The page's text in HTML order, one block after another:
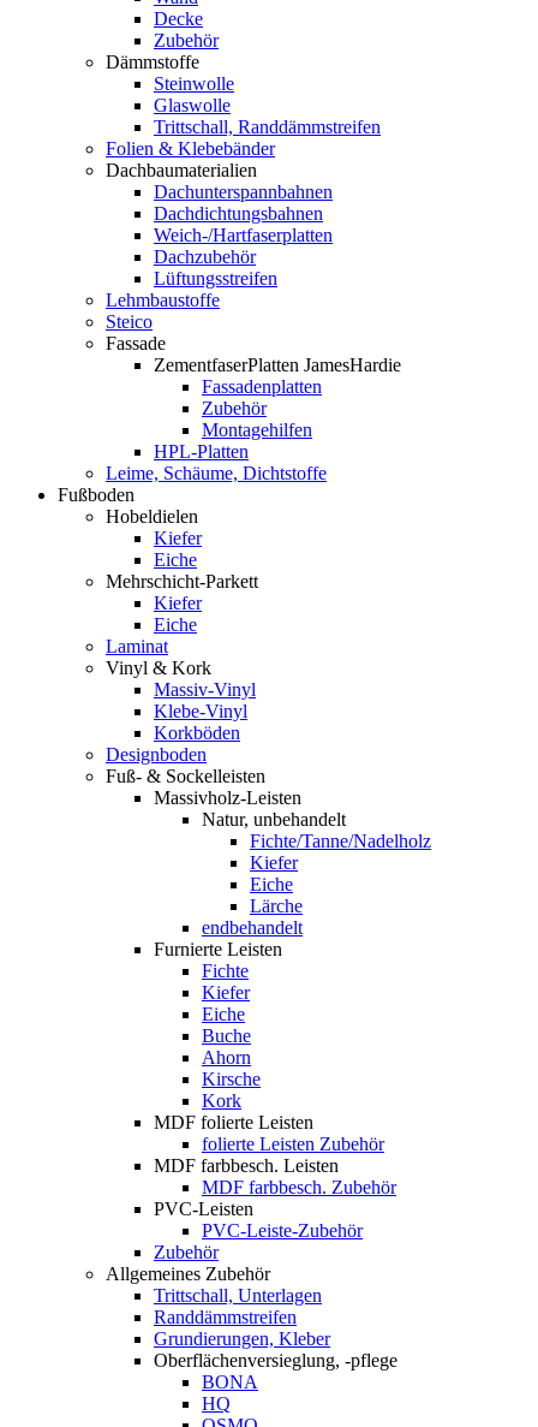
Decke
Zubehör
Dämmstoffe
Steinwolle
Glaswolle
Trittschall, Randdämmstreifen
Folien & Klebebänder
Dachbaumaterialien
Dachunterspannbahnen
Dachdichtungsbahnen
Weich-/Hartfaserplatten
Dachzubehör
Lüftungsstreifen
Lehmbaustoffe
Steico
Fassade
ZementfaserPlatten JamesHardie
Fassadenplatten
Zubehör
Montagehilfen
HPL-Platten
Leime, Schäume, Dichtstoffe
Fußboden
Hobeldielen
Kiefer
Eiche
Mehrschicht-Parkett
Kiefer
Eiche
Laminat
Vinyl & Kork
Massiv-Vinyl
Klebe-Vinyl
Korkböden
Designboden
Fuß- & Sockelleisten
Massivholz-Leisten
Natur, unbehandelt
Fichte/Tanne/Nadelholz
Kiefer
Eiche
Lärche
endbehandelt
Furnierte Leisten
Fichte
Kiefer
Eiche
Buche
Ahorn
Kirsche
Kork
MDF folierte Leisten
folierte Leisten Zubehör
MDF farbbesch. Leisten
MDF farbbesch. Zubehör
PVC-Leisten
PVC-Leiste-Zubehör
Zubehör
Allgemeines Zubehör
Trittschall, Unterlagen
Randdämmstreifen
Grundierungen, Kleber
Oberflächenversieglung, -pflege
BONA
HQ